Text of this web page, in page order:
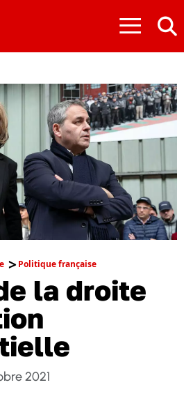
≡
Politique française
la droite
2021